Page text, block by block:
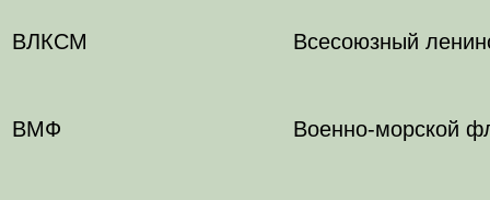
ВЛКСМ Всесоюзный
ВМФ Военно-морской